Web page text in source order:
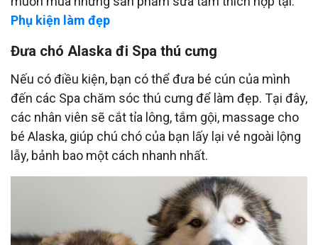
Phụ kiện làm đẹp
Đưa chó Alaska đi Spa thú cưng
Nếu có điều kiện, bạn có thể đưa bé cún của mình
đến các Spa chăm sóc thú cưng để làm đẹp. Tại đây,
các nhân viên sẽ cắt tỉa lông, tắm gội, massage cho
bé Alaska, giúp chú chó của bạn lấy lại vẻ ngoài lộng
lẫy, bảnh bao một cách nhanh nhất.